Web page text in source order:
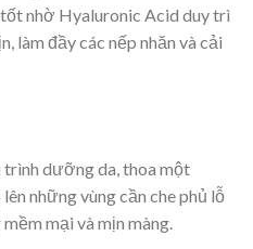
nhờ Hyaluronic Acid duy trì
làm đầy các nếp nhăn và cải
dưỡng da, thoa một
những vùng cần che phủ lỗ
mại và mịn màng.